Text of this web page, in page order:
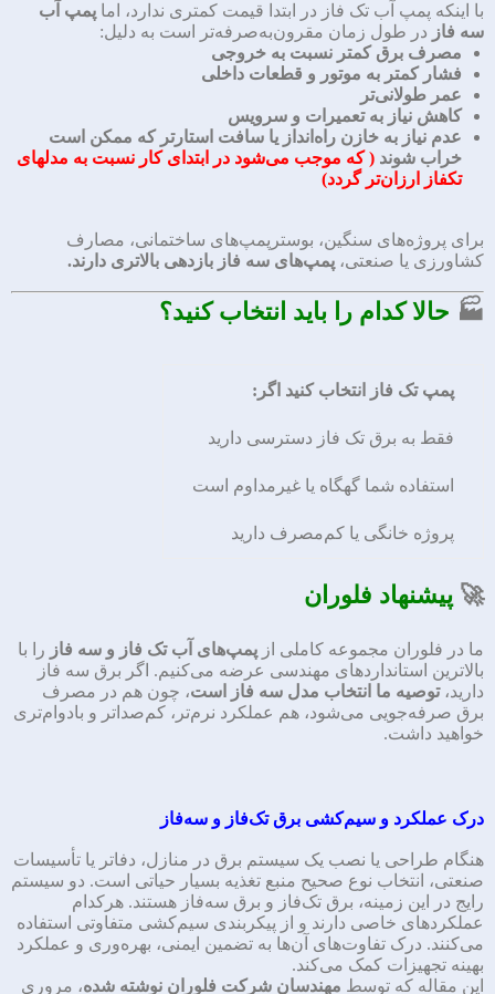
با اینکه پمپ آب تک فاز در ابتدا قیمت کمتری ندارد، اما پمپ آب
سه فاز در طول زمان مقرون‌به‌صرفه‌تر است به دلیل:
مصرف برق کمتر نسبت به خروجی
فشار کمتر به موتور و قطعات داخلی
عمر طولانی‌تر
کاهش نیاز به تعمیرات و سرویس
عدم نیاز به خازن راه‌انداز یا سافت استارتر که ممکن است
خراب شوند ( که موجب می‌شود در ابتدای کار نسبت به مدلهای
تکفاز ارزان‌تر گردد)
برای پروژه‌های سنگین، بوسترپمپ‌های ساختمانی، مصارف
کشاورزی یا صنعتی، پمپ‌های سه فاز بازدهی بالاتری دارند.
🏭 حالا کدام را باید انتخاب کنید؟
پمپ تک فاز انتخاب کنید اگر:
فقط به برق تک فاز دسترسی دارید
استفاده شما گهگاه یا غیرمداوم است
پروژه خانگی یا کم‌مصرف دارید
🚀 پیشنهاد فلوران
ما در فلوران مجموعه کاملی از پمپ‌های آب تک فاز و سه فاز را با
بالاترین استانداردهای مهندسی عرضه می‌کنیم. اگر برق سه فاز
دارید،توصیه ما انتخاب مدل سه فاز است، چون هم در مصرف
برق صرفه‌جویی می‌شود، هم عملکرد نرم‌تر، کم‌صداتر و بادوام‌تری
خواهید داشت.
درک عملکرد و سیم‌کشی برق تک‌فاز و سه‌فاز
هنگام طراحی یا نصب یک سیستم برق در منازل، دفاتر یا تأسیسات
صنعتی، انتخاب نوع صحیح منبع تغذیه بسیار حیاتی است. دو سیستم
رایج در این زمینه، برق تک‌فاز و برق سه‌فاز هستند. هرکدام
عملکردهای خاصی دارند و از پیکربندی سیم‌کشی متفاوتی استفاده
می‌کنند. درک تفاوت‌های آن‌ها به تضمین ایمنی، بهره‌وری و عملکرد
بهینه تجهیزات کمک می‌کند.
این مقاله که توسط مهندسان شرکت فلوران نوشته شده، مروری